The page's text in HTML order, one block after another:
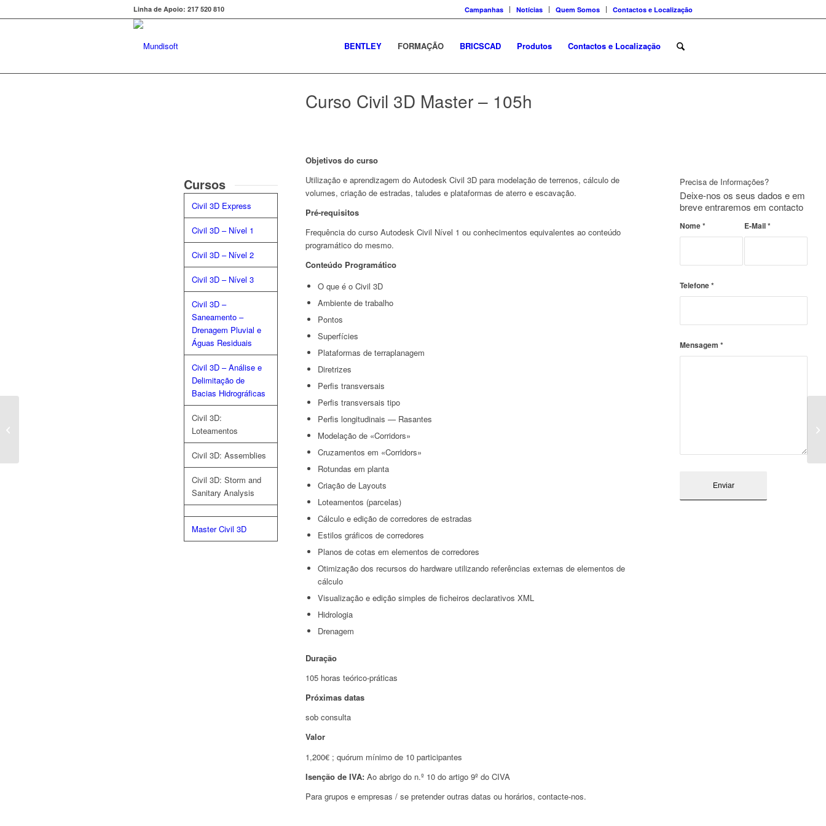
Campanhas Notícias Quem Somos Contactos e Localização
Linha de Apoio: 217 520 810
BENTLEY FORMAÇÃO BRICSCAD Produtos Contactos e Localização
Curso Civil 3D Master – 105h
Cursos
Civil 3D Express
Civil 3D – Nível 1
Civil 3D – Nível 2
Civil 3D – Nível 3
Civil 3D –
Saneamento –
Drenagem Pluvial e
Águas Residuais
Civil 3D – Análise e
Delimitação de
Bacias Hidrográficas
Civil 3D:
Loteamentos
Civil 3D: Assemblies
Civil 3D: Storm and
Sanitary Analysis
Master Civil 3D
Objetivos do curso
Utilização e aprendizagem do Autodesk Civil 3D para modelação de terrenos, cálculo de
volumes, criação de estradas, taludes e plataformas de aterro e escavação.
Pré-requisitos
Frequência do curso Autodesk Civil Nível 1 ou conhecimentos equivalentes ao conteúdo
programático do mesmo.
Conteúdo Programático
O que é o Civil 3D
Ambiente de trabalho
Pontos
Superfícies
Plataformas de terraplanagem
Diretrizes
Perfis transversais
Perfis transversais tipo
Perfis longitudinais — Rasantes
Modelação de «Corridors»
Cruzamentos em «Corridors»
Rotundas em planta
Criação de Layouts
Loteamentos (parcelas)
Cálculo e edição de corredores de estradas
Estilos gráficos de corredores
Planos de cotas em elementos de corredores
Otimização dos recursos do hardware utilizando referências externas de elementos de
cálculo
Visualização e edição simples de ficheiros declarativos XML
Hidrologia
Drenagem
Duração
105 horas teórico-práticas
Próximas datas
sob consulta
Valor
1,200€ ; quórum mínimo de 10 participantes
Isenção de IVA: Ao abrigo do n.º 10 do artigo 9º do CIVA
Para grupos e empresas / se pretender outras datas ou horários, contacte-nos.
Precisa de Informações?
Deixe-nos os seus dados e em
breve entraremos em contacto
Nome* E-Mail*
Telefone*
Mensagem *